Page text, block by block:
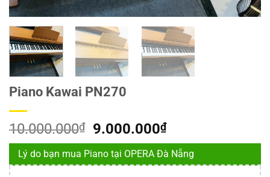
Piano Kawai PN270
10.000.000₫
Giá
gốc
là:
9.000.000₫Giá
hiện
tại
Lý do bạn mua Piano tại OPERA Đà Nẵng